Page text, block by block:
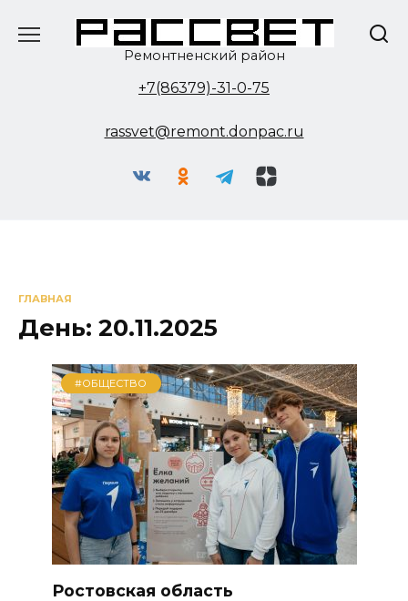
Ремонтненский район
+7(86379)-31-0-75
rassvet@remont.donpac.ru
ГЛАВНАЯ
День: 20.11.2025
#ОБЩЕСТВО
Ростовская область